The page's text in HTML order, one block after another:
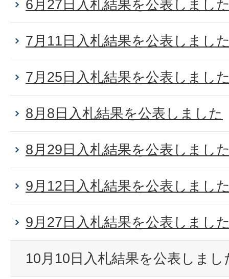
6月27日入札結果を公表しまし
7月11日入札結果を公表しまし
7月25日入札結果を公表しまし
8月8日入札結果を公表しました
8月29日入札結果を公表しまし
9月12日入札結果を公表しまし
9月27日入札結果を公表しまし
10月10日入札結果を公表しまし